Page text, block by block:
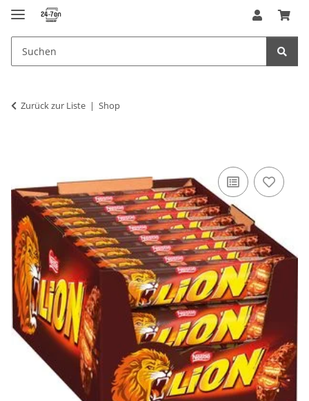
Zurück zur Liste Shop